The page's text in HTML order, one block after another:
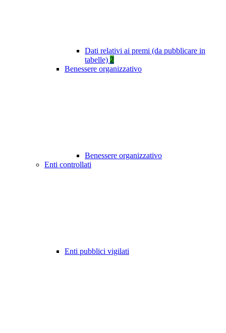
Dati relativi ai premi (da pubblicare in
tabelle) 2
Benessere organizzativo
Benessere organizzativo
Enti controllati
Enti pubblici vigilati